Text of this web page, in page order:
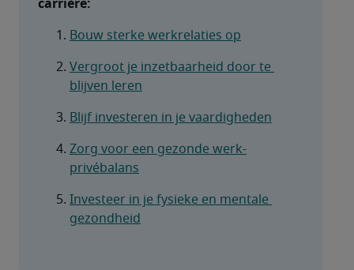
Bouw sterke werkrelaties op
Vergroot je inzetbaarheid door te
blijven leren
Blijf investeren in je vaardigheden
Zorg voor een gezonde werk-
privébalans
Investeer in je fysieke en mentale
gezondheid